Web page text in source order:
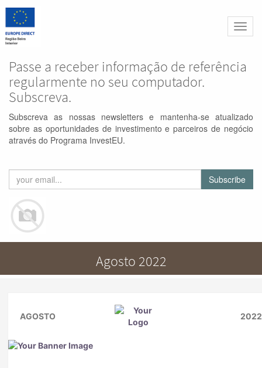
Passe a receber informação de referência
regularmente no seu computador.
Subscreva.
Subscreva as nossas newsletters e mantenha-se atualizado
sobre as oportunidades de investimento e parceiros de negócio
através do Programa InvestEU.
Subscribe
Agosto 2022
AGOSTO 2022